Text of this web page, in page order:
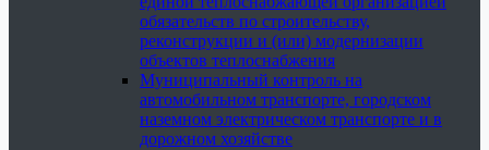
обязательств по строительству,
реконструкции и (или) модернизации
объектов теплоснабжения
Муниципальный контроль на
автомобильном транспорте, городском
наземном электрическом транспорте и в
дорожном хозяйстве